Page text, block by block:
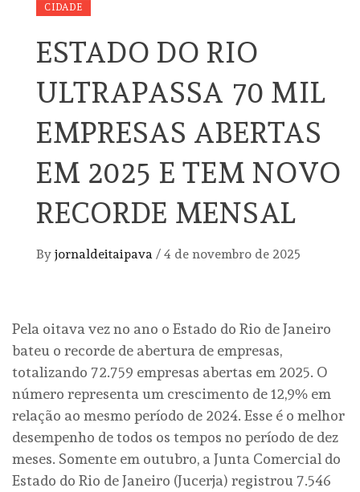
CIDADE
ESTADO DO RIO
ULTRAPASSA 70 MIL
EMPRESAS ABERTAS
EM 2025 E TEM NOVO
RECORDE MENSAL
By jornaldeitaipava / 4 de novembro de 2025
Pela oitava vez no ano o Estado do Rio de Janeiro
bateu o recorde de abertura de empresas,
totalizando 72.759 empresas abertas em 2025. O
número representa um crescimento de 12,9% em
relação ao mesmo período de 2024. Esse é o melhor
desempenho de todos os tempos no período de dez
meses. Somente em outubro, a Junta Comercial do
Estado do Rio de Janeiro (Jucerja) registrou 7.546